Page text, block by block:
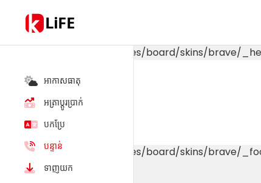
LiFE
អាកាសធាតុ
អត្រាប្តូរប្រាក់
បកប្រែ
បន្ទាន់
ទាញយក
Template not found: modules/board/skins/brave/
Template not found: modules/board/skins/brave/